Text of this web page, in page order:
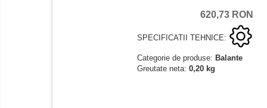
620,73 RON
SPECIFICATII TEHNICE:
Categorie de produse: Balante
Greutate neta: 0,20 kg